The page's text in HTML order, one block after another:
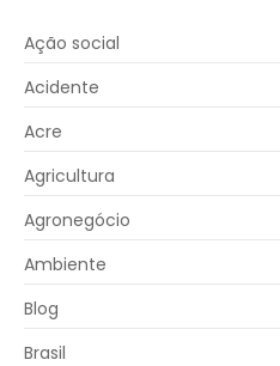
Ação social
Acidente
Acre
Agricultura
Agronegócio
Ambiente
Blog
Brasil